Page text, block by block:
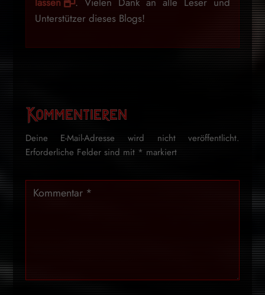
Unterstützer dieses Blogs!
Kommentieren
Deine E-Mail-Adresse wird nicht veröffentlicht.
Erforderliche Felder sind mit * markiert